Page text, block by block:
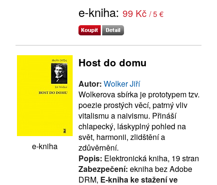
e-kniha: 99 Kč / 5 €
e-kniha
Host do domu
Autor: Wolker Jiří
Wolkerova sbírka je prototypem tzv.
poezie prostých věcí, patrný vliv
vitalismu a naivismu. Přináší
chlapecký, láskyplný pohled na
svět, harmonii, zlidštění a
zdůvěrnění.
Popis: Elektronická kniha, 19 stran
Zabezpečení: ekniha bez Adobe
DRM, E-kniha ke stažení ve